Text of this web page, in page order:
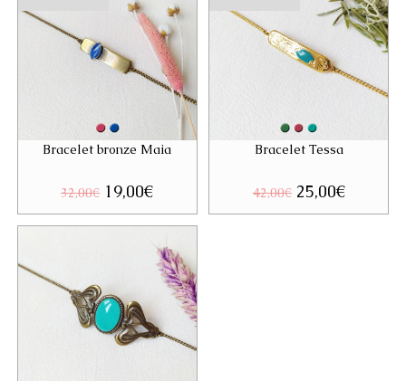
Bracelet bronze Maia
32,00€ Le
prix
initial
était :
19,00€Le
actuel
est :
Bracelet Tessa
42,00€ Le
prix
initial
25,00€Le
prix
actuel